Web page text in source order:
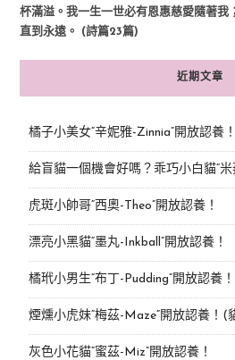
杯滿溢。我一生一世必有恩惠慈愛隨著我
直到永遠。 (詩篇23篇)
近期文章
橘子小美女“辛妮雅-Zinnia”開放認養！
給盲貓一個機會好嗎？乖巧小白貓“米
虎斑小帥哥“西奧-Theo”開放認養！
漂亮小黑貓“墨丸-Inkball”開放認養！
橘玳小男生“布丁-Pudding”開放認養
煙燻小虎妹“梅茲-Maze”開放認養！(
灰色小花貓“蜜茲-Miz”開放認養！